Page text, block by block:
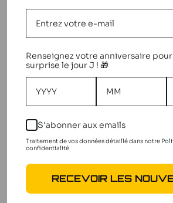
Rechercher
des
Top
Renseignez votre anniversaire
surprise le jour J ! 🎁
S'abonner aux emails
Traitement de vos données détaillé dans notre
confidentialité.
RECEVOIR LES